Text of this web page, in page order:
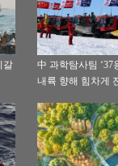
갈
中 과학탐사팀 ‘37
내륙 향해 힘차게